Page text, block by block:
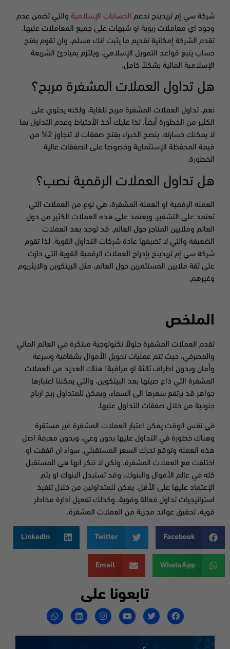
شركة سي إم تريدينج تدعم الحسابات الإسلامية والتي تضمن عدم
وجود اي معاملات ربوية او شبهات على جميع المعاملات عليها.
تقدم الشركة إمكانية تقديم ما يثبت انك مسلم، وان تقوم بفتح
حساب يتبع قواعد التمويل الإسلامي، ويلتزم بمبادئ الشريعة
الإسلامية المالية بشكلاً كامل.
هل تداول العملات المشفرة مربح؟
نعم، تداول العملات المشفرة مربح للغاية، ولكنه يحتوي على
الكثير من الخطورة أيضاً. لذا عليك أخذ الأحتياط وعدم التداول بما
لا يمكنك خسارته. ينصح الخبراء بفتح صفقات لا تتجاوز 2% من
قيمة المحفظة الإستثمارية وخصوصا على الصفقات عالية
الخطورة.
هل تداول العملات الرقمية نصب؟
العملة الرقمية او العملة المشفرة، هي نوع من العملات التي
تعتمد على التشفير، ويعتمد على هذه العملات الكثير من دول
العالم وملايين المتاجر حول العالم. قد توجد بعد العملات
الضعيفة والتي لا تضيفها عادة شركات التداول القوية. لذا تقوم
شركة سي إم تريدينج بإدراج العملات الرقمية القوية التي حازت
على ثقة ملايين المستثمرين حول العالم، مثل البيتكوين والايثريوم
وغيرهم.
الملخص
تقدم العملات المشفرة حلولاً تكنولوجية مبتكرة في العالم المالي
والمصرفي، حيث تتم عمليات تحويل الأموال بشفافية وسرعة
وأمان وبدون اطراف ثالثة او مراقبة! هناك العديد من العملات
المشفرة التي ذاع صيتها بعد البيتكوين، والتي يمكننا اعتبارها
جواهر قد يرتفع سعرها الى السماء، ويمكن للمتداول ربح ارباح
جنونية من خلال صفقات التداول عليها.
في نفس الوقت يمكن اعتبار العملات المشفرة غير مستقرة
وهناك خطورة في التداول عليها بدون وعي، وبدون معرفة اصل
هذه العملة وتوقع تحرك السعر المستقبلي. سواء ان اتفقت او
اختلفت مع العملات المشفرة، ولكن لا ننكر انها هي المستقبل
كله في عالم الأموال والبنوك، وقد تستبدل البنوك او يتم
الإعتماد عليها على الأقل. يمكن للمتداولين من خلال تنفيذ
استراتيجيات تداول فعالة وقوية، وكذلك تفعيل ادارة مخاطر
قوية، تحقيق عوائد مجزية من العملات المشفرة.
Facebook
Twitter
LinkedIn
WhatsApp
Email
تابعونا على